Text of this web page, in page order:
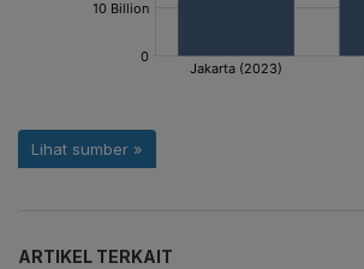
ARTIKEL TERKAIT